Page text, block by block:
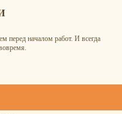
перед началом работ. И всегда